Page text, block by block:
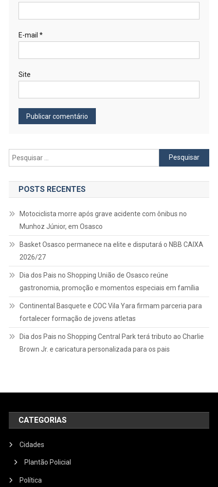
E-mail *
Site
Pesquisar
por:
POSTS RECENTES
Motociclista morre após grave acidente com ônibus no
Munhoz Júnior, em Osasco
Basket Osasco permanece na elite e disputará o NBB CAIXA
2026/27
Dia dos Pais no Shopping União de Osasco reúne
gastronomia, promoção e momentos especiais em família
Continental Basquete e COC Vila Yara firmam parceria para
fortalecer formação de jovens atletas
Dia dos Pais no Shopping Central Park terá tributo ao Charlie
Brown Jr. e caricatura personalizada para os pais
CATEGORIAS
Cidades
Plantão Policial
Política